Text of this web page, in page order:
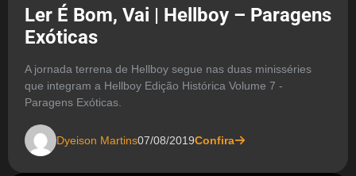
Ler É Bom, Vai | Hellboy – Paragens
Exóticas
A jornada terrena de Hellboy segue nas duas minisséries
que integram a Hellboy Edição Histórica Volume 7 -
Paragens Exóticas.
Dyeison Martins07/08/2019Confira